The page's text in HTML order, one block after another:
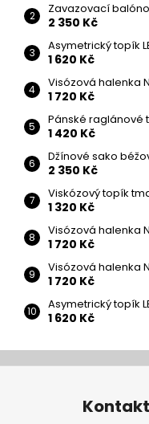
Zavazovací
2 350 Kč
Asymetrický topík
1 620 Kč
Visózová halenka
1 720 Kč
Pánské raglánové
1 420 Kč
Džínové sako
2 350 Kč
Viskózový topík
1 320 Kč
Visózová halenka
1 720 Kč
Visózová halenka
1 720 Kč
Asymetrický topík
1 620 Kč
Kontakt